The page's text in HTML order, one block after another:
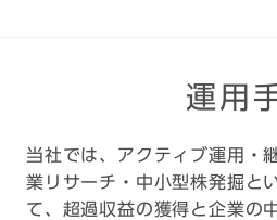
運用
当社では、アクティブ運用・
業リサーチ・中小型株発掘と
て、超過収益の獲得と企業の